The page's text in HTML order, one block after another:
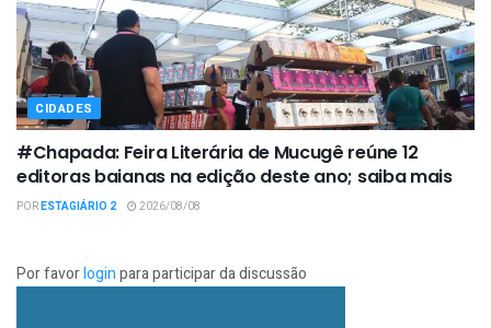
CIDADES
#Chapada: Feira Literária de Mucugê reúne 12
editoras baianas na edição deste ano; saiba mais
PORESTAGIÁRIO 2 2026/08/08
Por favorloginpara participar da discussão